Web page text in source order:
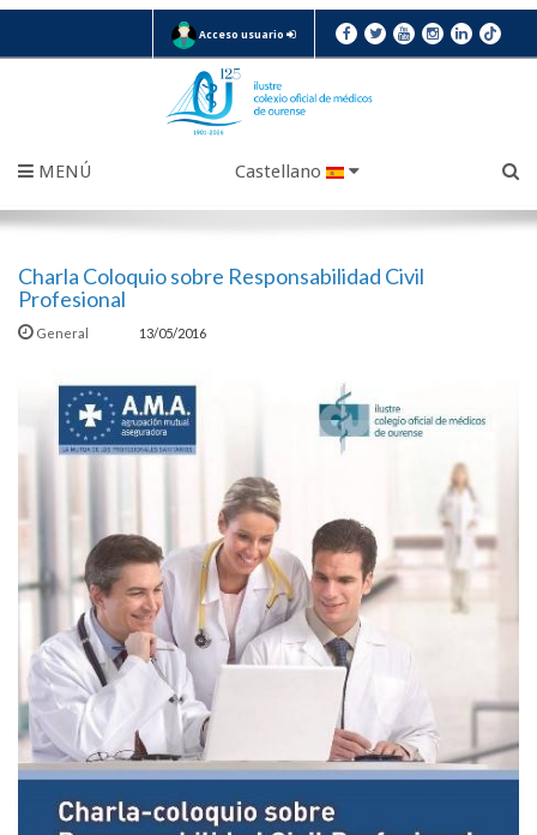
Acceso usuario
MENÚ Castellano
Charla Coloquio sobre Responsabilidad Civil
Profesional
General 13/05/2016